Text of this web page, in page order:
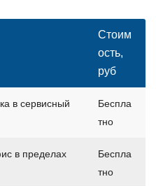
Стоим
ость,
руб
в сервисный
Беспла
тно
в пределах
Беспла
тно